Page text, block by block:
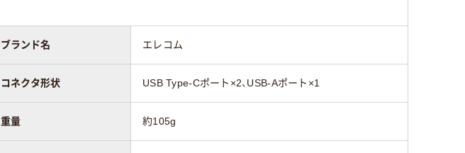
ブランド名 エレコム
コネクタ形状 USB Type-Cポート×2、USB-Aポート×1
重量 約105g